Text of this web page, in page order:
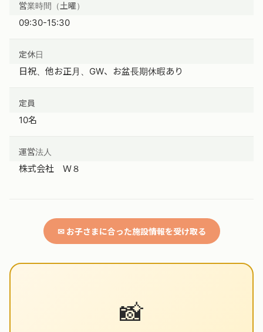
営業時間（土曜）
09:30-15:30
定休日
日祝、他お正月、GW、お盆長期休暇あり
定員
10名
運営法人
株式会社 Ｗ８
✉ お子さまに合った施設情報を受け取る
📸